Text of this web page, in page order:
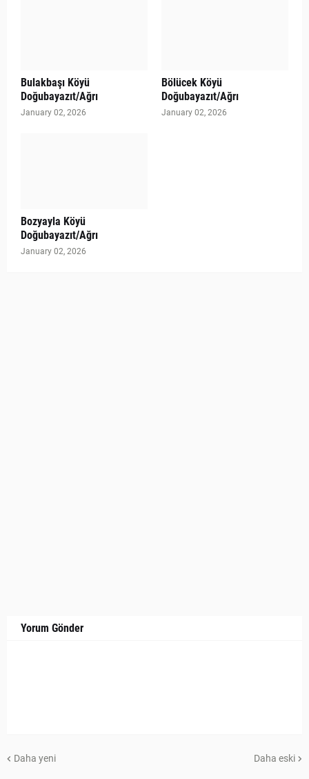
Bulakbaşı Köyü
Doğubayazıt/Ağrı
January 02, 2026
Bölücek Köyü
Doğubayazıt/Ağrı
January 02, 2026
Bozyayla Köyü
Doğubayazıt/Ağrı
January 02, 2026
Yorum Gönder
Daha yeni Daha eski